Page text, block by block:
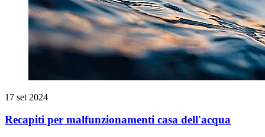
17 set 2024
Recapiti per malfunzionamenti casa dell'acqua